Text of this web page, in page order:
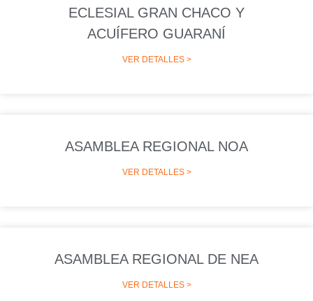
ECLESIAL GRAN CHACO Y
ACUÍFERO GUARANÍ
VER DETALLES >
ASAMBLEA REGIONAL NOA
VER DETALLES >
ASAMBLEA REGIONAL DE NEA
VER DETALLES >